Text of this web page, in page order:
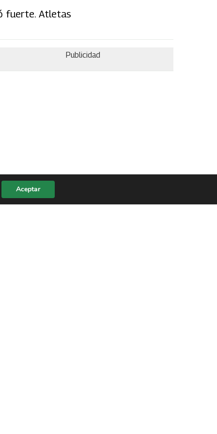
fuerte. Atletas
Publicidad
Aceptar